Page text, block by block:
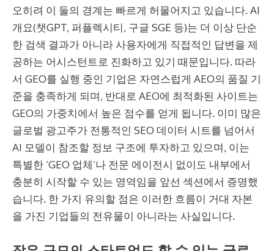
오히려 이 둘의 경계는 빠르게 허물어지고 있습니다. AI
개요(챗GPT, 퍼플렉시티, 구글 SGE 등)는 더 이상 단순
한 검색 결과가 아니라 사용자에게 직접적인 답변을 제
공하는 어시스턴트로 진화하고 있기 때문입니다. 따라
서 GEO를 실행 중인 기업은 자연스럽게 AEO의 품질 기
준을 충족하게 되며, 반대로 AEO에 최적화된 사이트는
GEO의 가중치에서 높은 점수를 얻게 됩니다. 이미 많은
글로벌 광고주가 전통적인 SEO 데이터 시트를 넘어서
AI 모델이 참조할 정보 구조에 투자하고 있으며, 이는
특별한 ‘GEO 업체’나 전문 에이전시 없이도 내부에서
충분히 시작할 수 있는 영역임을 앞선 섹션에서 증명했
습니다. 한 가지 유의할 점은 이러한 흐름이 거대 자본
을 가진 기업들의 전유물이 아니라는 사실입니다.